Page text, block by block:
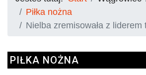
Piłka nożna
Nielba zremisowała z liderem
PIŁKA NOŻNA